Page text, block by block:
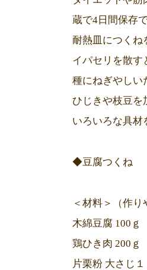
蔵で4日間保存
耐熱皿につくね
イパセリを散す
種にねぎやしい
ひじきや枝豆を
いろいろな具材
◆豆腐つくね
＜材料＞（作
木綿豆腐 100ｇ
鶏ひき肉 200ｇ
片栗粉 大さじ１